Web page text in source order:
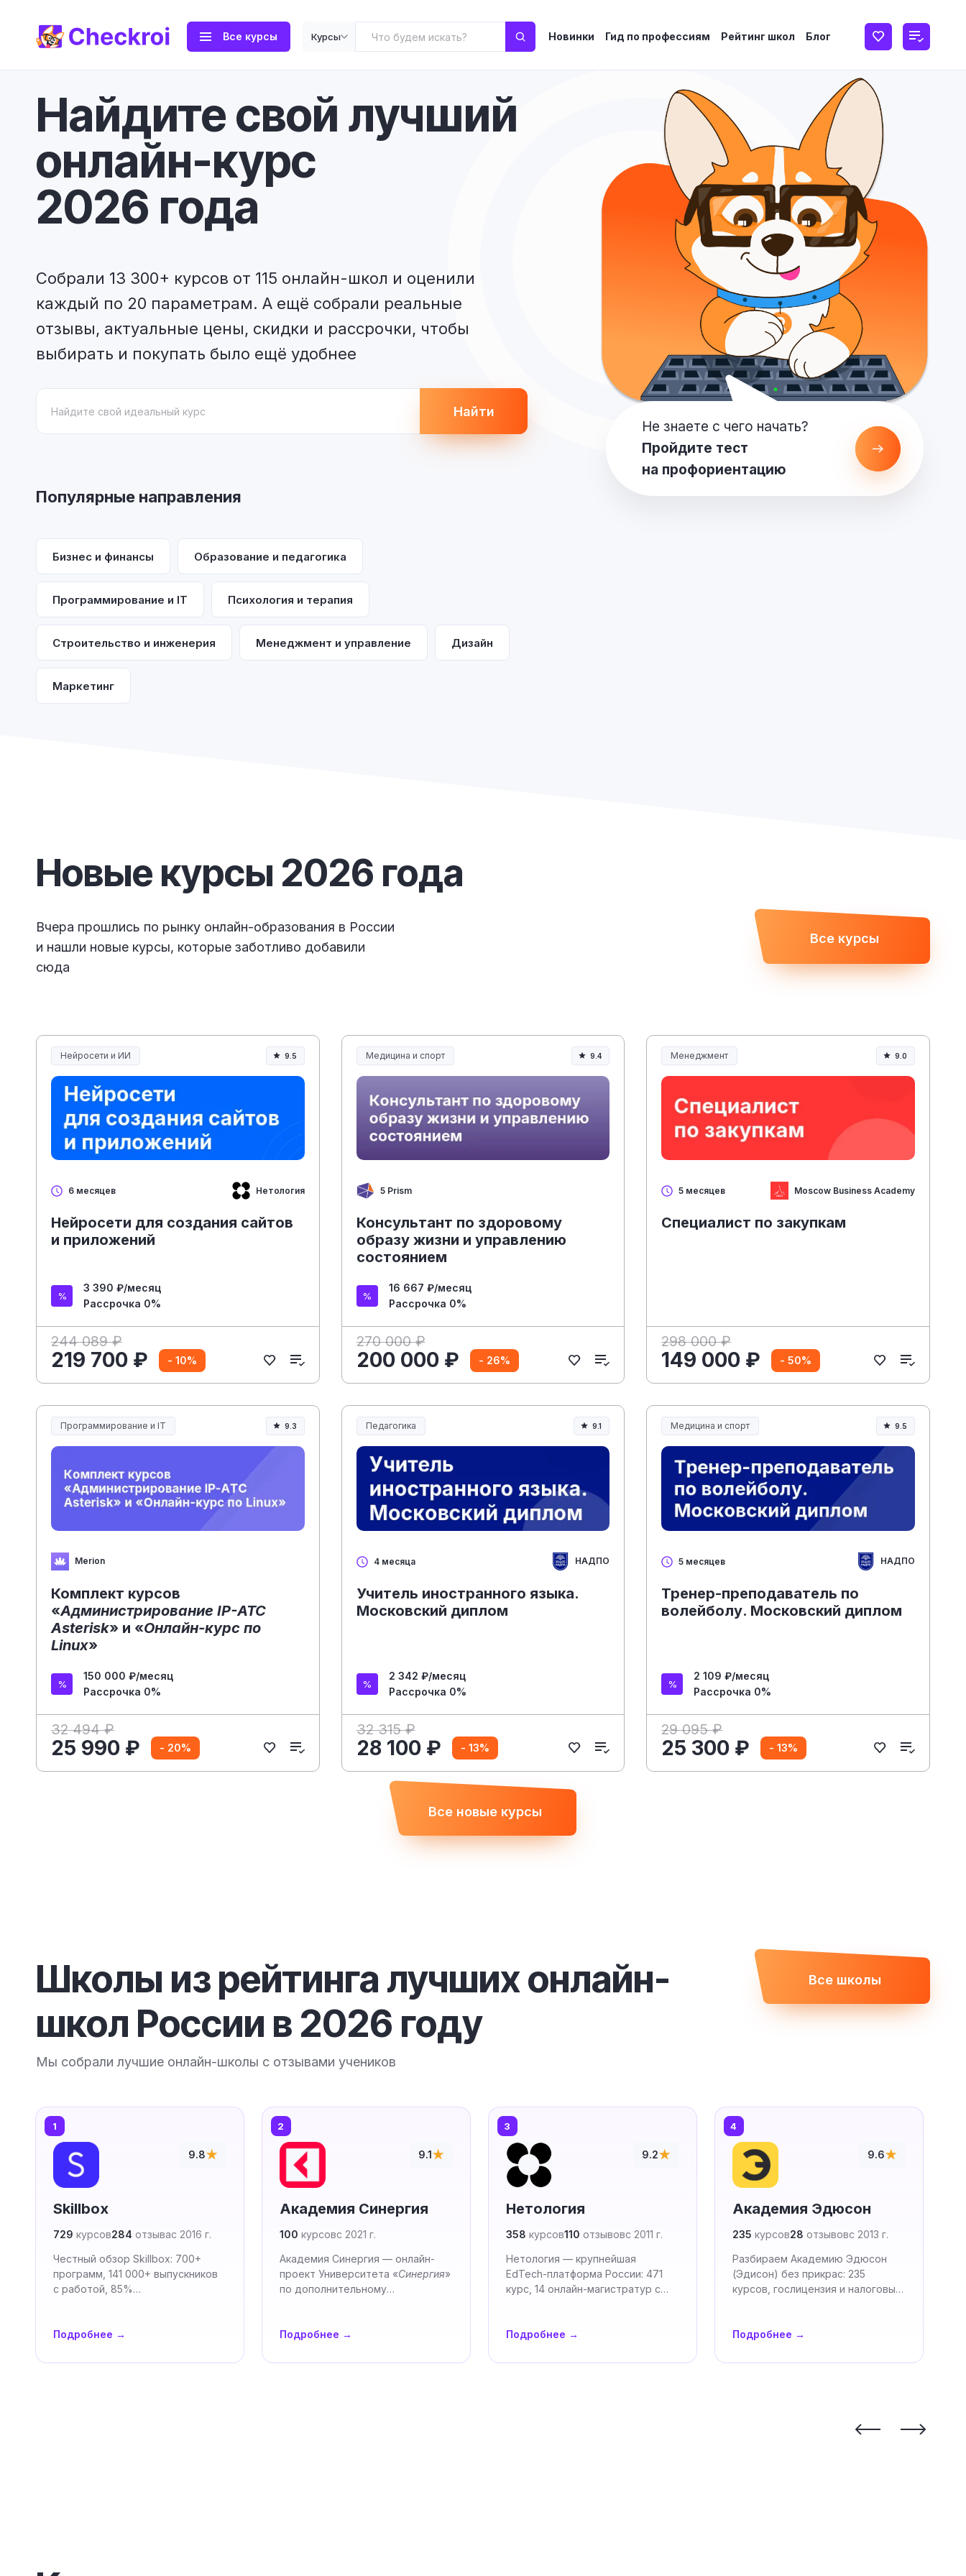
Все курсы Курсы Новинки Гид по профессиям Рейтинг школ Блог
Найдите свой лучший
онлайн-курс
2026 года
Собрали 13 300+ курсов от 115 онлайн-школ и оценили
каждый по 20 параметрам. А ещё собрали реальные
отзывы, актуальные цены, скидки и рассрочки, чтобы
выбирать и покупать было ещё удобнее
Найти
Не знаете с чего начать?
Пройдите тест
на профориентацию
Популярные направления
Бизнес и финансы Образование и педагогика
Программирование и IT Психология и терапия
Строительство и инженерия Менеджмент и управление Дизайн
Маркетинг
Новые курсы 2026 года
Вчера прошлись по рынку онлайн-образования в России
и нашли новые курсы, которые заботливо добавили
сюда
Все курсы
Нейросети и ИИ
Нейросети и искусственный интеллект
9.5
6 месяцев Нетология
Нейросети для создания сайтов
и приложений
3 390 ₽/месяц
Рассрочка 0%
244 089 ₽
219 700 ₽ - 10%
Медицина и спорт
Медицина, спорт и здоровье
9.4
5 Prism
Консультант по здоровому
образу жизни и управлению
состоянием
16 667 ₽/месяц
Рассрочка 0%
270 000 ₽
200 000 ₽ - 26%
Менеджмент
Менеджмент и управление
9.0
5 месяцев Moscow Business Academy
Специалист по закупкам
298 000 ₽
149 000 ₽ - 50%
Программирование и IT 9.3
Merion
Комплект курсов
«Администрирование IP-АТС
Asterisk» и «Онлайн-курс по
Linux»
150 000 ₽/месяц
Рассрочка 0%
32 494 ₽
25 990 ₽ - 20%
Педагогика
Образование и педагогика
9.1
4 месяца НАДПО
Учитель иностранного языка.
Московский диплом
2 342 ₽/месяц
Рассрочка 0%
32 315 ₽
28 100 ₽ - 13%
Медицина и спорт
Медицина, спорт и здоровье
9.5
5 месяцев НАДПО
Тренер-преподаватель по
волейболу. Московский диплом
2 109 ₽/месяц
Рассрочка 0%
29 095 ₽
25 300 ₽ - 13%
Все новые курсы
Школы из рейтинга лучших онлайн-
школ России в 2026 году
Мы собрали лучшие онлайн-школы с отзывами учеников
Все школы
1
9.8★
Skillbox
729 курсов284 отзывас 2016 г.
Честный обзор Skillbox: 700+
программ, 141 000+ выпускников
с работой, 85%
Подробнее →
2
9.1★
Академия Синергия
100 курсовс 2021 г.
Академия Синергия — онлайн-
проект Университета «Синергия»
по дополнительному
Подробнее →
3
9.2★
Нетология
358 курсов110 отзывовс 2011 г.
Нетология — крупнейшая
EdTech-платформа России: 471
курс, 14 онлайн-магистратур с
Подробнее →
4
9.6★
Академия Эдюсон
235 курсов28 отзывовс 2013 г.
Разбираем Академию Эдюсон
(Эдисон) без прикрас: 235
курсов, гослицензия и налоговый
Подробнее →